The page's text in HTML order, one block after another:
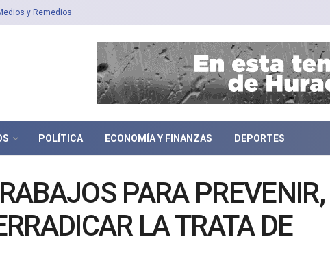
y Remedios
POLÍTICA ECONOMÍA Y FINANZAS DEPORTES
PARA PREVENIR,
LA TRATA DE